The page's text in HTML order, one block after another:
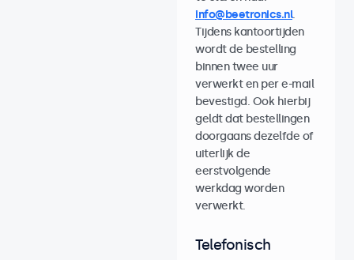
info@beetronics.nl.
Tijdens kantoortijden
wordt de bestelling
binnen twee uur
verwerkt en per e-mail
bevestigd. Ook hierbij
geldt dat bestellingen
doorgaans dezelfde of
uiterlijk de
eerstvolgende
werkdag worden
verwerkt.
Telefonisch